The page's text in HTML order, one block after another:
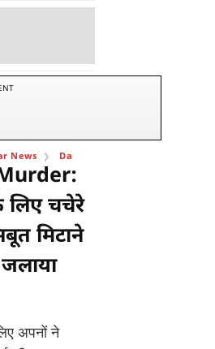
News Darbhanga News
लिए चचेरे
मिटाने
अपनों ने